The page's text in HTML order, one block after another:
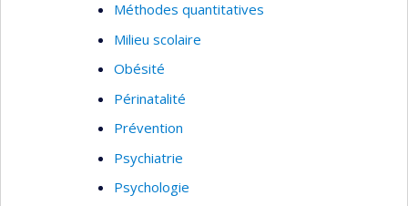
Méthodes quantitatives
Milieu scolaire
Obésité
Périnatalité
Prévention
Psychiatrie
Psychologie